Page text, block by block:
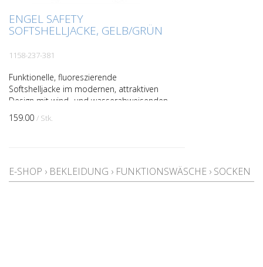
ENGEL SAFETY
SOFTSHELLJACKE, GELB/GRÜN
1158-237-381
Funktionelle, fluoreszierende
Softshelljacke im modernen, attraktiven
Design mit wind- und wasserabweisenden
Eigenschaften. Die Jacke ist innen und am
Kragen mit Fleece g...
159.00 / Stk.
E-SHOP › BEKLEIDUNG › FUNKTIONSWÄSCHE › SOCKEN